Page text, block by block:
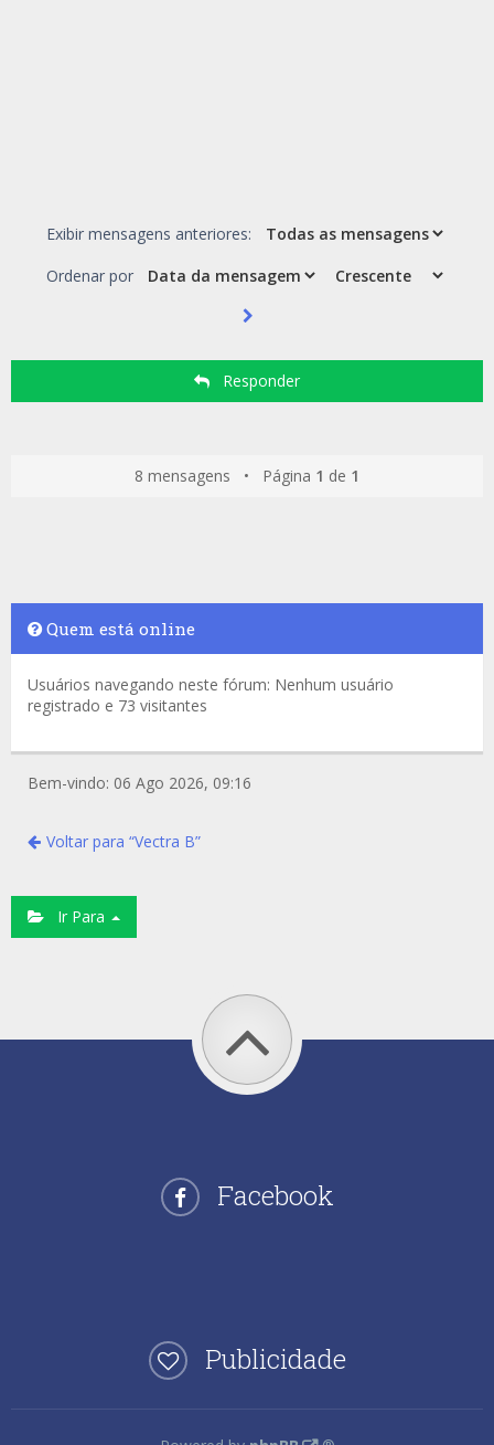
Exibir mensagens anteriores:
Ordenar por
Responder
8 mensagens • Página 1 de 1
Quem está online
Usuários navegando neste fórum: Nenhum usuário
registrado e 73 visitantes
Bem-vindo: 06 Ago 2026, 09:16
Voltar para “Vectra B”
Ir Para
Facebook
Publicidade